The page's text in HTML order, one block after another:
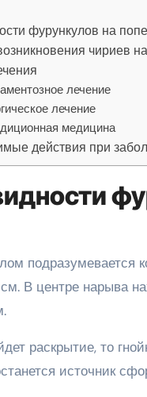
фурункулов на
чириев
лечение
лечение
медицина
действия при
подразумевается
В центре нарыва
раскрытие, то
источник